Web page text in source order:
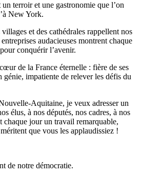
terroir et une gastronomie que l’on
New York.
et des cathédrales rappellent nos
audacieuses montrent chaque
conquérir l’avenir.
de la France éternelle : fière de ses
génie, impatiente de relever les défis du
Aquitaine, je veux adresser un
élus, à nos députés, nos cadres, à nos
chaque jour un travail remarquable,
que vous les applaudissiez !
de notre démocratie.